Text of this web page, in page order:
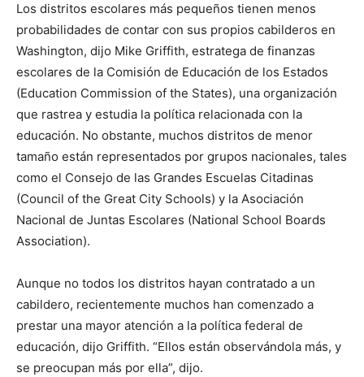
Los distritos escolares más pequeños tienen menos
probabilidades de contar con sus propios cabilderos en
Washington, dijo Mike Griffith, estratega de finanzas
escolares de la Comisión de Educación de los Estados
(Education Commission of the States), una organización
que rastrea y estudia la política relacionada con la
educación. No obstante, muchos distritos de menor
tamaño están representados por grupos nacionales, tales
como el Consejo de las Grandes Escuelas Citadinas
(Council of the Great City Schools) y la Asociación
Nacional de Juntas Escolares (National School Boards
Association).
Aunque no todos los distritos hayan contratado a un
cabildero, recientemente muchos han comenzado a
prestar una mayor atención a la política federal de
educación, dijo Griffith. “Ellos están observándola más, y
se preocupan más por ella”, dijo.